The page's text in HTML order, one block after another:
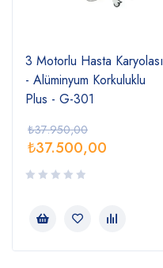
3 Motorlu Hasta Karyolası
- Alüminyum Korkuluklu
Plus - G-301
₺37.950,00
₺37.500,00